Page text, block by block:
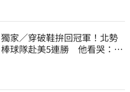
獨家／穿破鞋拚回冠軍！北勢
棒球隊赴美5連勝 他看哭：台